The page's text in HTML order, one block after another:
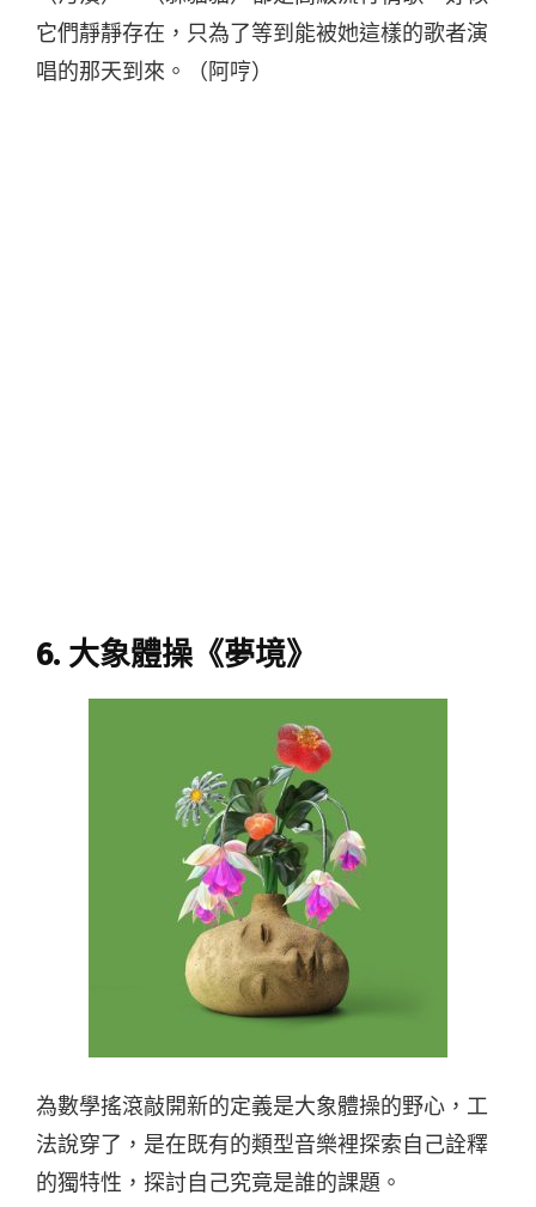
它們靜靜存在，只為了等到能被她這樣的歌者演
唱的那天到來。（阿哼）
6. 大象體操《夢境》
為數學搖滾敲開新的定義是大象體操的野心，工
法說穿了，是在既有的類型音樂裡探索自己詮釋
的獨特性，探討自己究竟是誰的課題。